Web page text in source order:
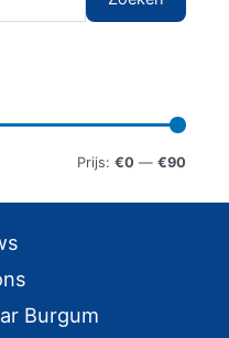
Prijs:€0 —€90
Burgum